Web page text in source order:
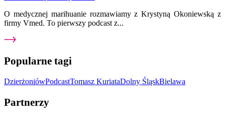
O medycznej marihuanie rozmawiamy z Krystyną Okoniewską z
firmy Vmed. To pierwszy podcast z...
Popularne tagi
DzierżoniówPodcastTomasz KuriataDolny ŚląskBielawa
Partnerzy